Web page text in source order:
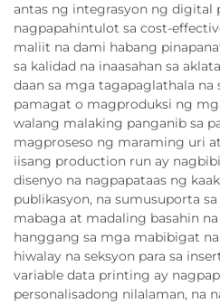
antas ng integrasyon ng digital
nagpapahintulot sa cost-
maliit na dami habang
sa kalidad na inaasahan sa
daan sa mga tagapaglathala
pamagat o magproduksi ng
walang malaking panganib sa
magproseso ng maraming uri
iisang production run ay
disenyo na nagpapataas ng
publikasyon, na sumusuporta
mabaga at madaling basahin
hanggang sa mga mabibigat
hiwalay na seksyon para sa
variable data printing ay
personalisadong nilalaman, na